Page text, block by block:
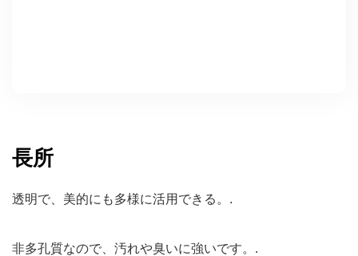
長所
透明で、美的にも多様に活用できる。.
非多孔質なので、汚れや臭いに強いです。.